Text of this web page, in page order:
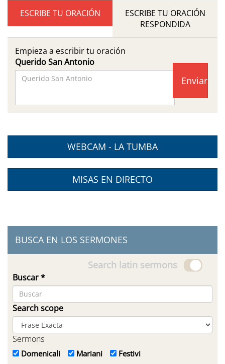
ESCRIBE TU ORACIÓN
ESCRIBE TU ORACIÓN
RESPONDIDA
Empieza a escribir tu oración
Querido San Antonio
WEBCAM - LA TUMBA
MISAS EN DIRECTO
BUSCA EN LOS SERMONES
Search latin sermons
Buscar*
Search scope
Sermons
Domenicali Mariani Festivi